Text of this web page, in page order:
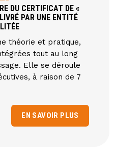
DU CERTIFICAT DE «
PAR UNE ENTITÉ
théorie et pratique,
tout au long
Elle se déroule
à raison de 7
EN SAVOIR PLUS